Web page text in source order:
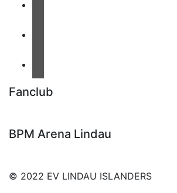
Fanclub
BPM Arena Lindau
© 2022 EV LINDAU ISLANDERS